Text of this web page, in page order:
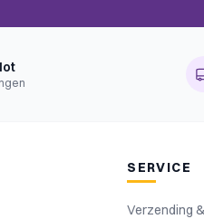
SERVICE
Verzending